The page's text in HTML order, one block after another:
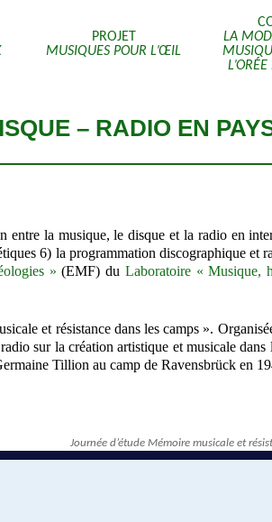
PROJET
MUSIQUES POUR L’ŒIL
LA
– RADIO EN
entre la musique, le disque et la radio en
6) la programmation discographique et
» (EMF) du Laboratoire « Musique,
et résistance dans les camps ».
sur la création artistique et musicale dans
Tillion au camp de Ravensbrück en
Journée d’étude Mémoire musicale et